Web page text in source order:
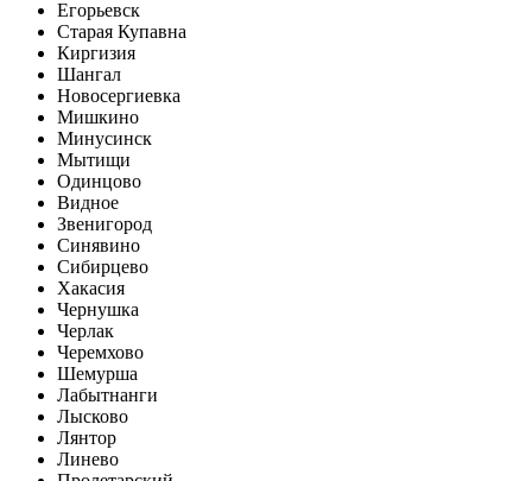
Егорьевск
Старая Купавна
Киргизия
Шангал
Новосергиевка
Мишкино
Минусинск
Мытищи
Одинцово
Видное
Звенигород
Синявино
Сибирцево
Хакасия
Чернушка
Черлак
Черемхово
Шемурша
Лабытнанги
Лысково
Лянтор
Линево